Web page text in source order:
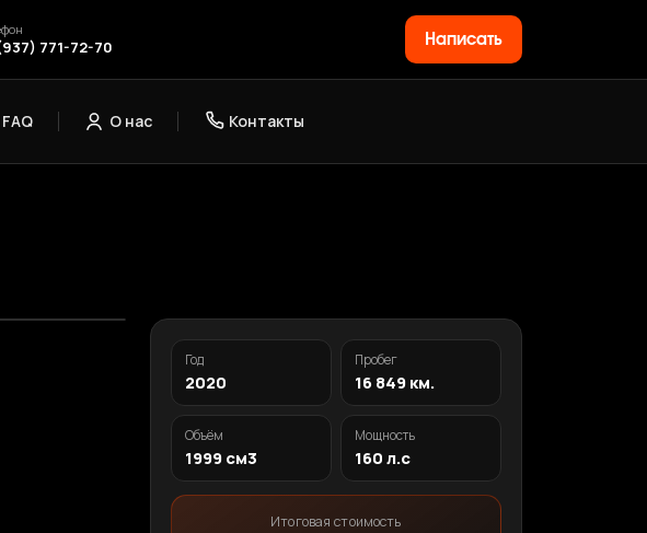
771-72-70 Написать
FAQ О нас Контакты
Год
2020
Пробег
16 849 км.
Объём
1999 см3
Мощность
160 л.с
Итоговая стоимость